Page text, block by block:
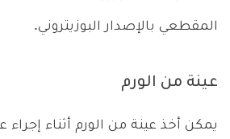
المقطعي بالإصدار البوزيتروني.
عينة من الورم
يمكن أخذ عينة من الورم أثناء